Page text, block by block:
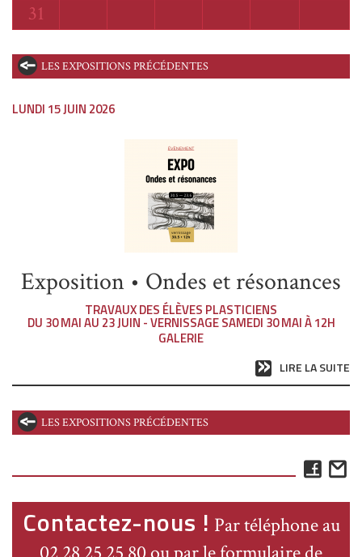
Lundi
31
LES EXPOSITIONS PRÉCÉDENTES
LUNDI 15 JUIN 2026
Exposition • Ondes et résonances
TRAVAUX DES ÉLÈVES PLASTICIENS
DU 30 MAI AU 23 JUIN - VERNISSAGE SAMEDI 30 MAI À 12H
GALERIE
LIRE LA SUITE
LES EXPOSITIONS PRÉCÉDENTES
Contactez-nous ! Par téléphone au